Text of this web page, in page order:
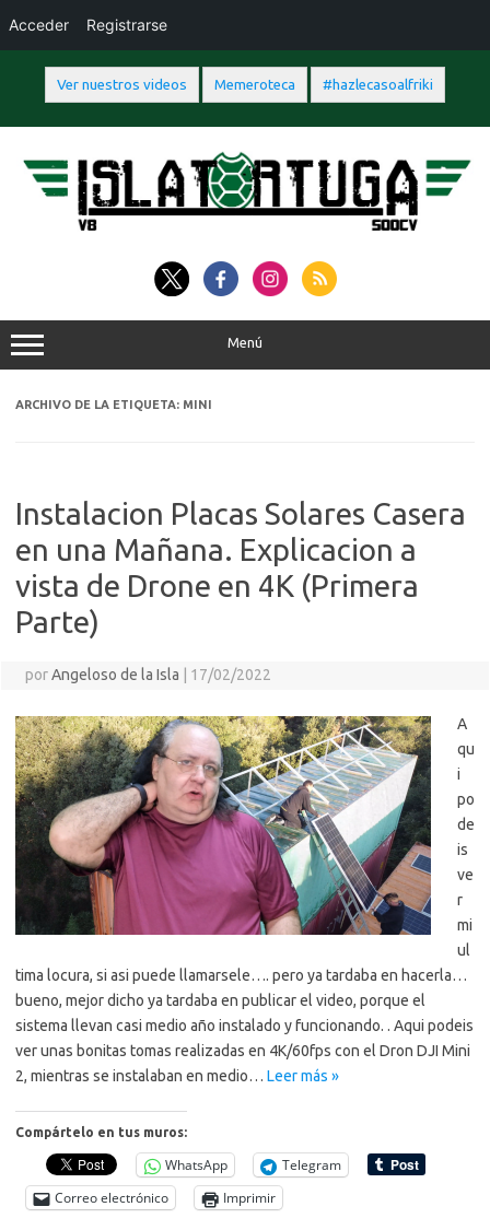
Ver nuestros videos Memeroteca #hazlecasoalfriki
Acceder Registrarse
contenido
Menú
ARCHIVO DE LA ETIQUETA: MINI
Instalacion Placas Solares Casera
en una Mañana. Explicacion a
vista de Drone en 4K (Primera
Parte)
porAngeloso de la Isla 17/02/2022
A
qu
i
po
de
is
ve
r
mi
ul
tima locura, si asi puede llamarsele…. pero ya tardaba en hacerla…
bueno, mejor dicho ya tardaba en publicar el video, porque el
sistema llevan casi medio año instalado y funcionando. . Aqui podeis
ver unas bonitas tomas realizadas en 4K/60fps con el Dron DJI Mini
2, mientras se instalaban en medio… Leer más »
Compártelo en tus muros:
WhatsApp
Telegram
Correo electrónico
Imprimir